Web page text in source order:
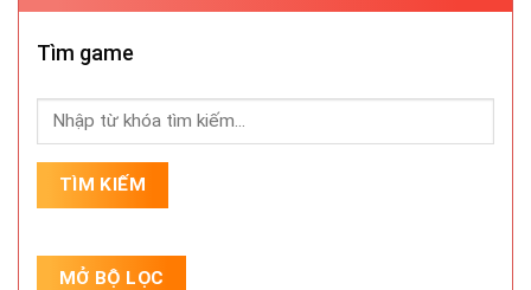
Tìm game